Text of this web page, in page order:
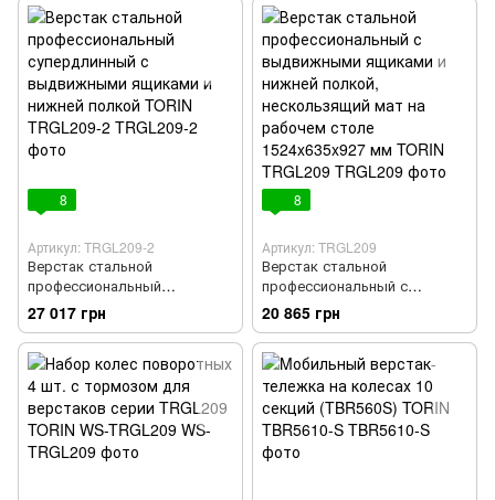
1067 мм TORIN TRGL209-1
8
Артикул: TRGL209-2
Верстак стальной
профессиональный
супердлинный с
выдвижными ящиками и
нижней полкой TORIN
TRGL209-2
27 017 грн
8
Артикул: TRGL209
Верстак стальной
профессиональный с
выдвижными ящиками и
нижней полкой,
нескользящий мат на
рабочем столе 1524x635x927
мм TORIN TRGL209
20 865 грн